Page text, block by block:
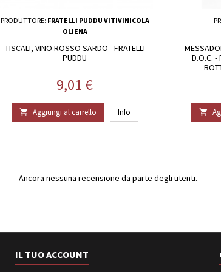
PRODUTTORE: FRATELLI PUDDU VITIVINICOLA
OLIENA
TISCALI, VINO ROSSO SARDO - FRATELLI
PUDDU
Prezzo
9,01 €
 Aggiungi al carrello Info
D.O.C. -

Ancora nessuna recensione da parte degli utenti.
IL TUO ACCOUNT